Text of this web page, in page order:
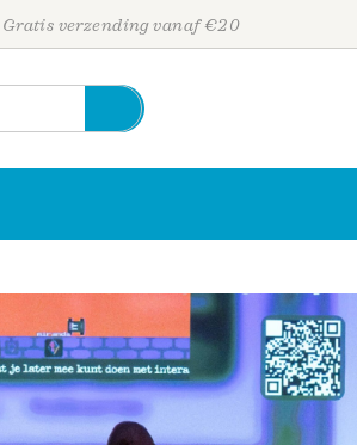
Gratis verzending vanaf €20
Personen
Trefwoorden